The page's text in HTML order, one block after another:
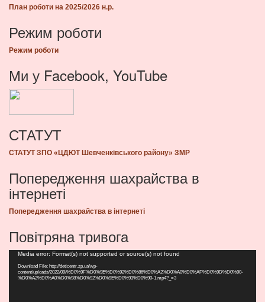
План роботи на 2025/2026 н.р.
Режим роботи
Режим роботи
Ми у Facebook, YouTube
СТАТУТ
СТАТУТ ЗПО «ЦДЮТ Шевченківського району» ЗМР
Попередження шахрайства в
інтернеті
Попередження шахрайства в інтернеті
Повітряна тривога
Видеоплеер
Media error: Format(s) not supported or source(s) not found
Download File: http://deticentr.zp.ua/wp-
content/uploads/2022/09/%D0%9F%D0%9E%D0%92%D0%86%D0%A2%D0%A0%D0%AF%D0%9D%D0%90-
%D0%A2%D0%A0%D0%98%D0%92%D0%9E%D0%93%D0%90-1.mp4?_=3